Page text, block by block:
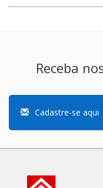
Receba
Cadastre-se aqui